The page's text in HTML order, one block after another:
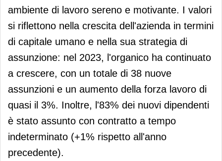
ambiente di lavoro sereno e motivante. I valori
si riflettono nella crescita dell'azienda in termini
di capitale umano e nella sua strategia di
assunzione: nel 2023, l'organico ha continuato
a crescere, con un totale di 38 nuove
assunzioni e un aumento della forza lavoro di
quasi il 3%. Inoltre, l'83% dei nuovi dipendenti
è stato assunto con contratto a tempo
indeterminato (+1% rispetto all'anno
precedente).